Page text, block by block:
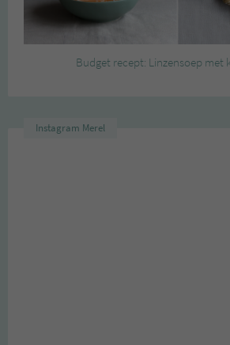
Budget recept: Linzensoep met
Instagram Merel